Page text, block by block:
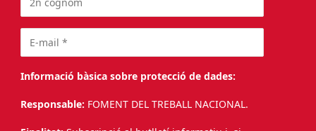
Informació bàsica sobre protecció de dades:
Responsable: FOMENT DEL TREBALL NACIONAL.